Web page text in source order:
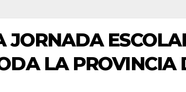
JORNADA
LA PROVINCIA